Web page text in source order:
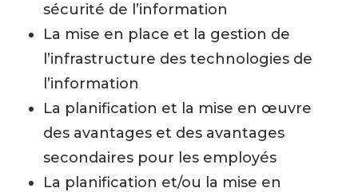
sécurité de l’information
La mise en place et la gestion de
l’infrastructure des technologies de
l’information
La planification et la mise en œuvre
des avantages et des avantages
secondaires pour les employés
La planification et/ou la mise en